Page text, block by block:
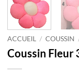
ACCUEIL / COUSSIN
Coussin Fleur